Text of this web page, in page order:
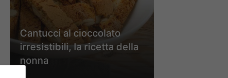
Cantucci al cioccolato
irresistibili, la ricetta della
nonna